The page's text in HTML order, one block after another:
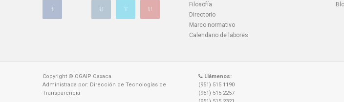
Filosofía
Directorio
Marco normativo
Calendario de labores
Copyright © OGAIP Oaxaca
Administrada por: Dirección de Tecnologías de
Transparencia
Llámenos:
(951) 515 1190
(951) 515 2257